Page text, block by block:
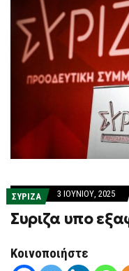
ΣΥΡΙΖΑ 3 ΙΟΥΝΊΟΥ, 2025
Συριζα υπο
Κοινοποιήστε